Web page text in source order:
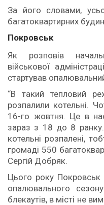
За його словами,
багатоквартирних
Покровськ
Як розповів
військової
стартував
“В такий тепловий
розпалили котельні.
16-го жовтня. Це в
зараз з 18 до 8
котельні розпалені,
громаді 550
Сергій Добряк.
Цього року Покровськ
опалювального
блекаутів, в місті не